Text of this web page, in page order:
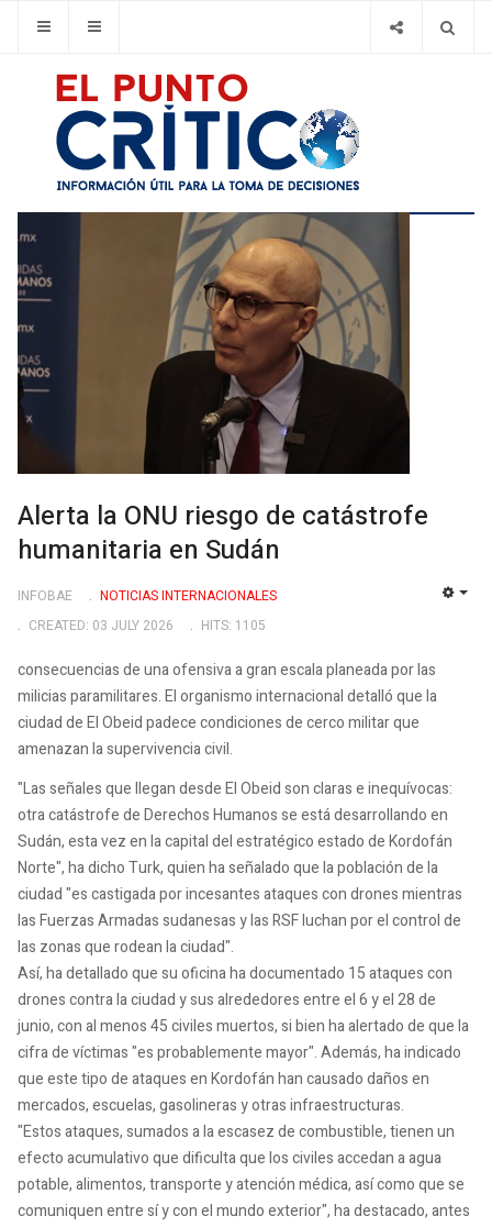
Alerta la ONU riesgo de catástrofe
humanitaria en Sudán
INFOBAE
NOTICIAS INTERNACIONALES
CREATED: 03 JULY 2026
HITS: 1105
consecuencias de una ofensiva a gran escala planeada por las
milicias paramilitares. El organismo internacional detalló que la
ciudad de El Obeid padece condiciones de cerco militar que
amenazan la supervivencia civil.
"Las señales que llegan desde El Obeid son claras e inequívocas:
otra catástrofe de Derechos Humanos se está desarrollando en
Sudán, esta vez en la capital del estratégico estado de Kordofán
Norte", ha dicho Turk, quien ha señalado que la población de la
ciudad "es castigada por incesantes ataques con drones mientras
las Fuerzas Armadas sudanesas y las RSF luchan por el control de
las zonas que rodean la ciudad".
Así, ha detallado que su oficina ha documentado 15 ataques con
drones contra la ciudad y sus alrededores entre el 6 y el 28 de
junio, con al menos 45 civiles muertos, si bien ha alertado de que la
cifra de víctimas "es probablemente mayor". Además, ha indicado
que este tipo de ataques en Kordofán han causado daños en
mercados, escuelas, gasolineras y otras infraestructuras.
"Estos ataques, sumados a la escasez de combustible, tienen un
efecto acumulativo que dificulta que los civiles accedan a agua
potable, alimentos, transporte y atención médica, así como que se
comuniquen entre sí y con el mundo exterior", ha destacado, antes